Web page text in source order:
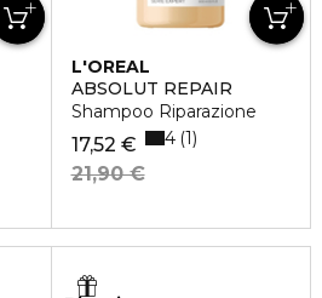
L'OREAL
PROFESSIONNEL
ABSOLUT REPAIR
Shampoo Riparazione
17,52 €
21,90 €
4 1